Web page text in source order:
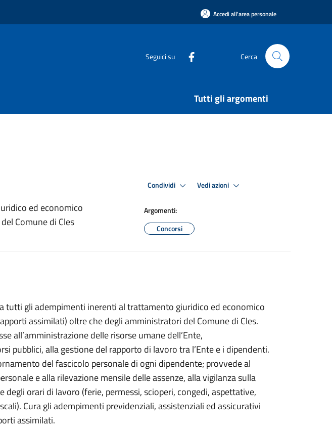
Accedi all'area personale
Seguici su Cerca
Tutti gli argomenti
ed economico
Comune di Cles
Condividi Vedi azioni
Argomenti:
Concorsi
tutti gli adempimenti inerenti al trattamento giuridico ed economico
assimilati) oltre che degli amministratori del Comune di Cles.
all’amministrazione delle risorse umane dell’Ente,
pubblici, alla gestione del rapporto di lavoro tra l’Ente e i dipendenti.
del fascicolo personale di ogni dipendente; provvede al
e alla rilevazione mensile delle assenze, alla vigilanza sulla
degli orari di lavoro (ferie, permessi, scioperi, congedi, aspettative,
Cura gli adempimenti previdenziali, assistenziali ed assicurativi
assimilati.